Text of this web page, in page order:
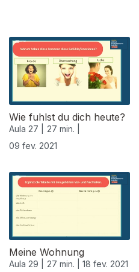
Wie fuhlst du dich heute?
Aula 27 |
27 min. |
09 fev. 2021
Meine Wohnung
Aula 29 | 27 min. | 18 fev. 2021